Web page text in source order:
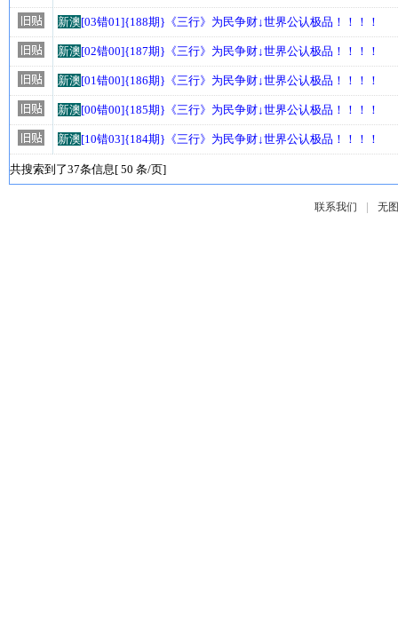
新澳[03错01]{188期}《三行》为民争财↓世界公认极品！！！！
新澳[02错00]{187期}《三行》为民争财↓世界公认极品！！！！
新澳[01错00]{186期}《三行》为民争财↓世界公认极品！！！！
新澳[00错00]{185期}《三行》为民争财↓世界公认极品！！！！
新澳[10错03]{184期}《三行》为民争财↓世界公认极品！！！！
共搜索到了37条信息[ 50 条/页]
联系我们 | 无